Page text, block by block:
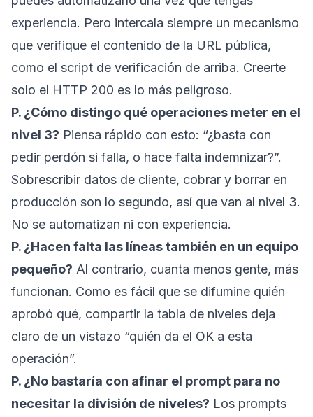
experiencia. Pero intercala siempre un mecanismo
que verifique el contenido de la URL pública,
como el script de verificación de arriba. Creerte
solo el HTTP 200 es lo más peligroso.
P. ¿Cómo distingo qué operaciones meter en el
nivel 3? Piensa rápido con esto: “¿basta con
pedir perdón si falla, o hace falta indemnizar?”.
Sobrescribir datos de cliente, cobrar y borrar en
producción son lo segundo, así que van al nivel 3.
No se automatizan ni con experiencia.
P. ¿Hacen falta las líneas también en un equipo
pequeño? Al contrario, cuanta menos gente, más
funcionan. Como es fácil que se difumine quién
aprobó qué, compartir la tabla de niveles deja
claro de un vistazo “quién da el OK a esta
operación”.
P. ¿No bastaría con afinar el prompt para no
necesitar la división de niveles? Los prompts